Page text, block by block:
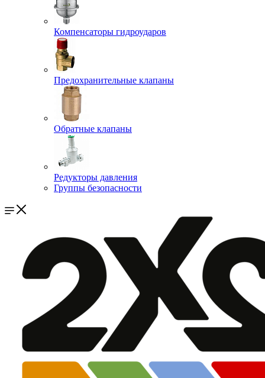
Компенсаторы гидроударов
Предохранительные клапаны
Обратные клапаны
Редукторы давления
Группы безопасности